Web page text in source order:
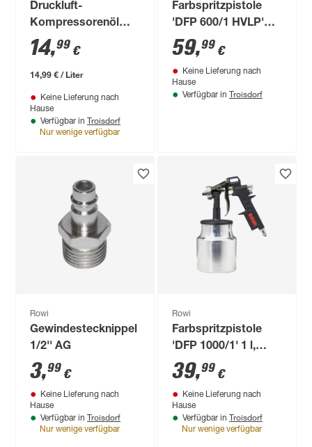
Druckluft-
Kompressorenöl
1000 ml
14,99 €
14,99 € / Liter
Keine Lieferung nach
Hause
Verfügbar in Troisdorf
Nur wenige verfügbar
Farbspritzpistole
'DFP 600/1 HVLP'
600 ml, 160-280
l/min
59,99 €
Keine Lieferung nach
Hause
Verfügbar in Troisdorf
Rowi
Gewindestecknippel
1/2'' AG
3,99 €
Keine Lieferung nach
Hause
Verfügbar in Troisdorf
Nur wenige verfügbar
Rowi
Farbspritzpistole
'DFP 1000/1' 1 l,
130-250 l/min
39,99 €
Keine Lieferung nach
Hause
Verfügbar in Troisdorf
Nur wenige verfügbar